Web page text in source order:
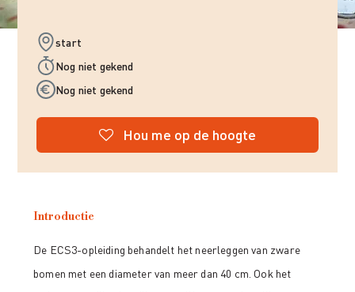
start
Nog niet gekend
Nog niet gekend
Hou me op de hoogte
Introductie
De ECS3-opleiding behandelt het neerleggen van zware
bomen met een diameter van meer dan 40 cm. Ook het